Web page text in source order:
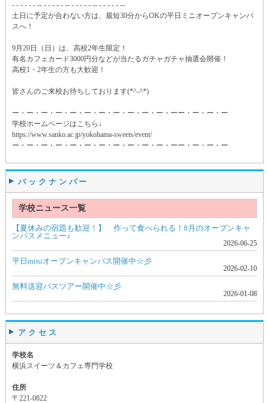
- - - - - - -- - - - - - -- - - - - - -- - - - - - --
土日に予定が合わない方は、最短30分からOKの平日ミニオープンキャンパ
スへ！
9月20日（日）は、高校2年生限定！
有名カフェカード3000円分などが当たるガチャガチャ抽選会開催！
高校1・2年生の方も大歓迎！
皆さんのご来校お待ちしております(*^-^*)
ー・ー・ー・ー・ー・ー・ー・ー・ー・ー・ー・ーー・ー・ー・ー
学校ホームページはこちら↓
https://www.sanko.ac.jp/yokohama-sweets/event/
ー・ー・ー・ー・ー・ー・ー・ー・ー・ー・ー・ーー・ー・ー・ー
バックナンバー
学校ニュース一覧
【夏休みの宿題も歓迎！】 作って食べられる！8月のオープンキャ
ンパスメニュー♪
2026-06-25
平日miniオープンキャンパス開催中☆彡
2026-02-10
無料送迎バスツアー開催中☆彡
2026-01-08
アクセス
学校名
横浜スイーツ＆カフェ専門学校
住所
〒221-0822